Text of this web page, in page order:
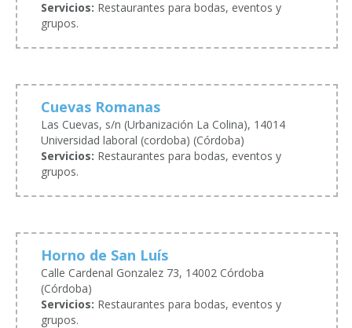
Servicios: Restaurantes para bodas, eventos y
grupos.
Cuevas Romanas
Las Cuevas, s/n (Urbanización La Colina), 14014
Universidad laboral (cordoba) (Córdoba)
Servicios: Restaurantes para bodas, eventos y
grupos.
Horno de San Luís
Calle Cardenal Gonzalez 73, 14002 Córdoba
(Córdoba)
Servicios: Restaurantes para bodas, eventos y
grupos.